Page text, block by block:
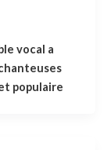
vocal a
populaire